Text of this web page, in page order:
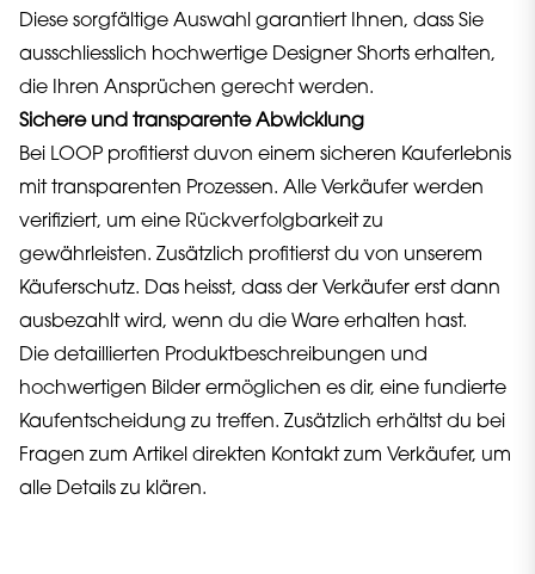
Diese sorgfältige Auswahl garantiert Ihnen, dass Sie
ausschliesslich hochwertige Designer Shorts erhalten,
die Ihren Ansprüchen gerecht werden.
Sichere und transparente Abwicklung
Bei LOOP profitierst duvon einem sicheren Kauferlebnis
mit transparenten Prozessen. Alle Verkäufer werden
verifiziert, um eine Rückverfolgbarkeit zu
gewährleisten. Zusätzlich profitierst du von unserem
Käuferschutz. Das heisst, dass der Verkäufer erst dann
ausbezahlt wird, wenn du die Ware erhalten hast.
Die detaillierten Produktbeschreibungen und
hochwertigen Bilder ermöglichen es dir, eine fundierte
Kaufentscheidung zu treffen. Zusätzlich erhältst du bei
Fragen zum Artikel direkten Kontakt zum Verkäufer, um
alle Details zu klären.